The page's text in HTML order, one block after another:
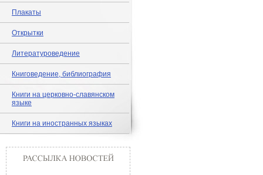
Плакаты
Открытки
Литературоведение
Книговедение, библиография
Книги на церковно-славянском
языке
Книги на иностранных языках